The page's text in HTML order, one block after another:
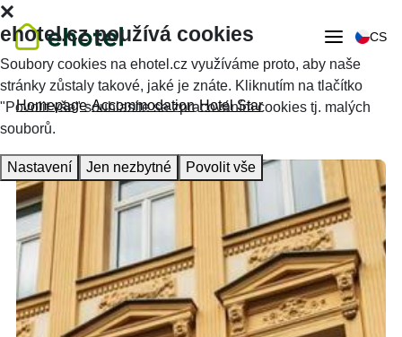
CS
Homepage Accommodation Hotel Star
ehotel.cz používá cookies
Soubory cookies na ehotel.cz využíváme proto, aby naše
stránky zůstaly takové, jaké je znáte. Kliknutím na tlačítko
"Povolit vše" souhlasíte se zpracováním cookies tj. malých
souborů.
Nastavení Jen nezbytné Povolit vše